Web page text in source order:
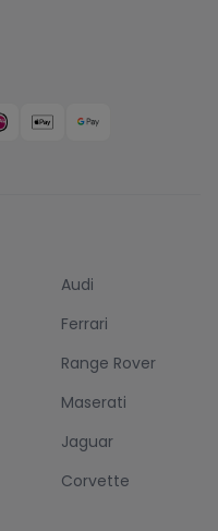
Audi
Ferrari
Range Rover
Maserati
Jaguar
Corvette